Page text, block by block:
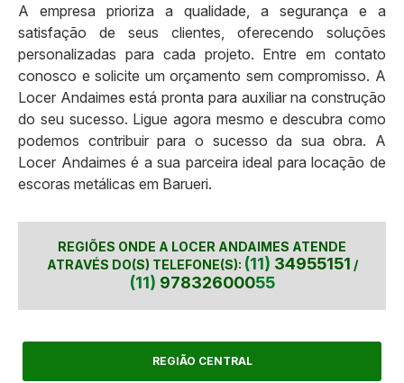
A empresa prioriza a qualidade, a segurança e a
satisfação de seus clientes, oferecendo soluções
personalizadas para cada projeto. Entre em contato
conosco e solicite um orçamento sem compromisso. A
Locer Andaimes está pronta para auxiliar na construção
do seu sucesso. Ligue agora mesmo e descubra como
podemos contribuir para o sucesso da sua obra. A
Locer Andaimes é a sua parceira ideal para locação de
escoras metálicas em Barueri.
REGIÕES ONDE A LOCER ANDAIMES ATENDE
ATRAVÉS DO(S) TELEFONE(S): (11) 34955151 /
(11) 97832600055
REGIÃO CENTRAL